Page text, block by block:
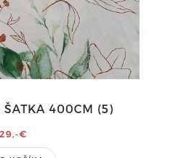
400CM (5)
29,-€